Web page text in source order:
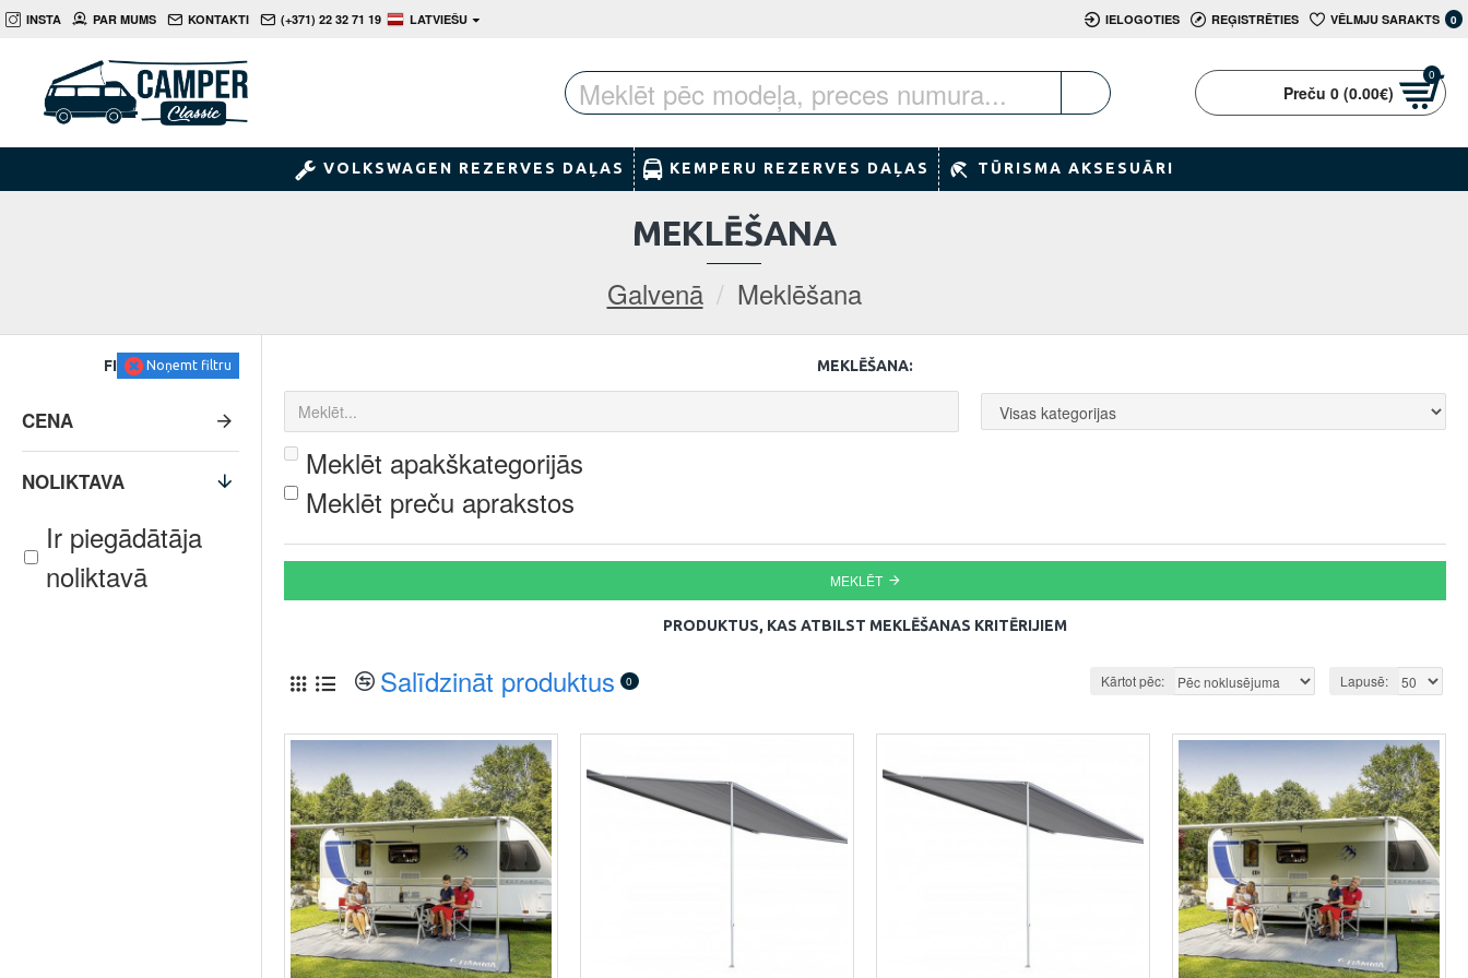
INSTA PAR MUMS KONTAKTI (+371) 22 32 71 19 LATVIEŠU IELOGOTIES REĢISTRĒTIES VĒLMJU SARAKTS 0
Preču 0 (0.00€)
0
VOLKSWAGEN REZERVES DAĻAS KEMPERU REZERVES DAĻAS TŪRISMA AKSESUĀRI
Galvenā Meklēšana
MEKLĒŠANA
FILTRSNoņemt filtru
CENA
NOLIKTAVA
Ir piegādātāja
noliktavā
MEKLĒŠANA:
Meklēt apakškategorijās
Meklēt preču aprakstos
MEKLĒT
PRODUKTUS, KAS ATBILST MEKLĒŠANAS KRITĒRIJIEM
Salīdzināt produktus 0 Kārtot pēc: Lapusē: